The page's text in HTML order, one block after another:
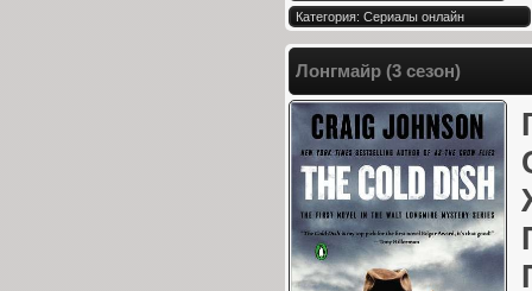
Категория: Сериалы онлайн
Лонгмайр (3 сезон)